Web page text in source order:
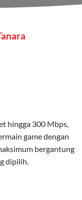
paket IndiHome
mencakup TV
rumah dalam
hingga 300 Mbps,
game dengan
bergantung
dipilih.